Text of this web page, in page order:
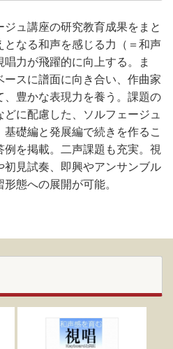
ュ講座の研究教育成果をまと
なる和声を感じる力（＝和声
力が飛躍的に向上する。ま
スに譜面に向き合い、作曲家
豊かな表現力を養う。課題の
に配慮した、ソルフェージュ
礎編と発展編で続きを作るこ
例を掲載。二声課題も充実。視
初見試奏、即興やアンサンブル
態への展開が可能。